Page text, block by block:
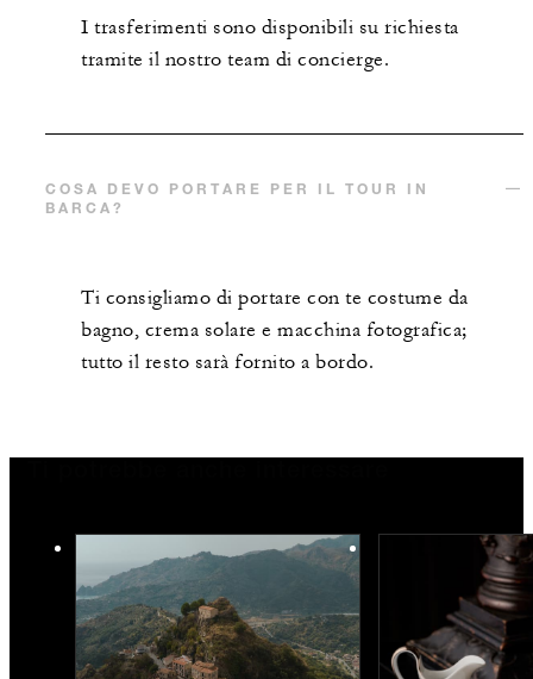
I trasferimenti sono disponibili su richiesta
tramite il nostro team di concierge.
COSA DEVO PORTARE PER IL TOUR IN
BARCA?
Ti consigliamo di portare con te costume da
bagno, crema solare e macchina fotografica;
tutto il resto sarà fornito a bordo.